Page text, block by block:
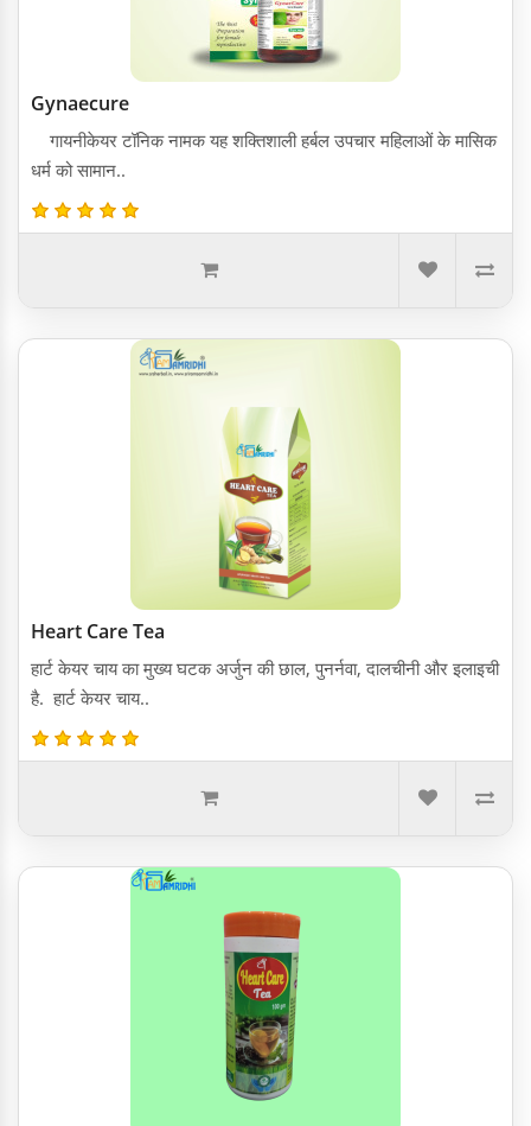
Gynaecure
गायनीकेयर टॉनिक नामक यह शक्तिशाली हर्बल उपचार महिलाओं के मासिक
धर्म को सामान..
Heart Care Tea
हार्ट केयर चाय का मुख्य घटक अर्जुन की छाल, पुनर्नवा, दालचीनी और इलाइची
है. हार्ट केयर चाय..